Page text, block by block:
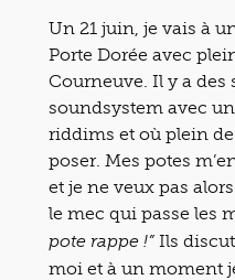
Un 21 juin, je vais à
Porte Dorée avec
Courneuve. Il y a des
soundsystem avec
riddims et où plein
poser. Mes potes
et je ne veux pas
le mec qui passe les
pote rappe !” Ils
moi et à un moment